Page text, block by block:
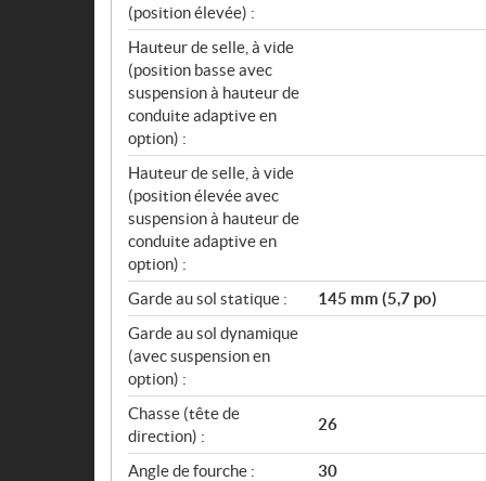
(position élevée) :
Hauteur de selle, à vide
(position basse avec
suspension à hauteur de
conduite adaptive en
option) :
Hauteur de selle, à vide
(position élevée avec
suspension à hauteur de
conduite adaptive en
option) :
Garde au sol statique :
145 mm (5,7 po)
Garde au sol dynamique
(avec suspension en
option) :
Chasse (tête de
direction) :
26
Angle de fourche :
30